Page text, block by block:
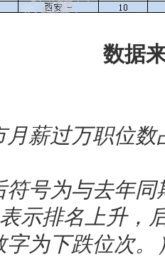
数据来
月薪过万职位
为与去年同
示排名上升，
为下跌位次。